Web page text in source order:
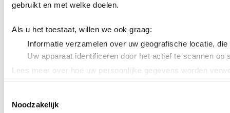
gebruikt en met welke doelen.
Als u het toestaat, willen we ook graag:
Informatie verzamelen over uw geografische locatie,
Uw apparaat identificeren door het actief te scannen op
Lees meer over hoe uw persoonlijke gegevens worden
We gebruiken cookies om content en advertenties te
Noodzakelijk